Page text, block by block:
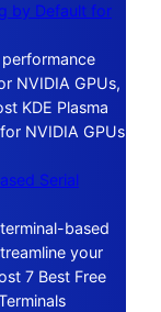
by Default for
NVIDIA GPUs,
KDE Plasma
NVIDIA GPUs
Serial
based
your
7 Best Free